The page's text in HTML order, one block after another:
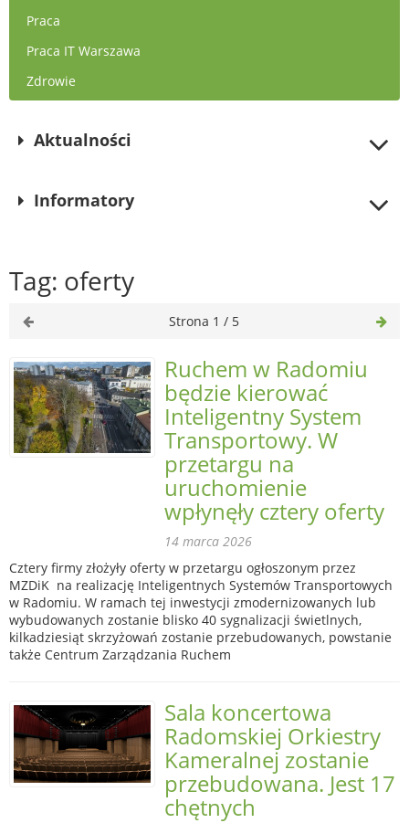
Praca
Praca IT Warszawa
Zdrowie
Aktualności
Informatory
Tag: oferty
Strona 1 / 5
Ruchem w Radomiu
będzie kierować
Inteligentny System
Transportowy. W
przetargu na
uruchomienie
wpłynęły cztery oferty
14 marca 2026
Cztery firmy złożyły oferty w przetargu ogłoszonym przez
MZDiK na realizację Inteligentnych Systemów Transportowych
w Radomiu. W ramach tej inwestycji zmodernizowanych lub
wybudowanych zostanie blisko 40 sygnalizacji świetlnych,
kilkadziesiąt skrzyżowań zostanie przebudowanych, powstanie
także Centrum Zarządzania Ruchem
Sala koncertowa
Radomskiej Orkiestry
Kameralnej zostanie
przebudowana. Jest 17
chętnych